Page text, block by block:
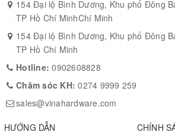
154 Đại lộ Bình Dương, Khu phố Đông
TP Hồ Chí MinhChí Minh
154 Đại lộ Bình Dương, Khu phố Đông
TP Hồ Chí Minh
Hotline:0902608828
Chăm sóc KH:0274 9999 259
sales@vinahardware.com
HƯỚNG DẪN
CHÍNH